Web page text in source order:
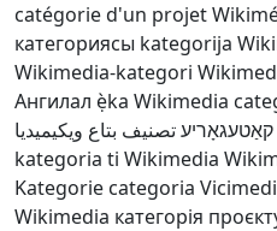
catégorie d'un projet
категориясы kategorija
Wikimedia-kategori
Ангилал ẹ̀ka Wikimedia
קאַטעגאָריעتصنيف بتاع ويكيميديا
kategoria ti Wikimedia
Kategorie categoria
Wikimedia категорія